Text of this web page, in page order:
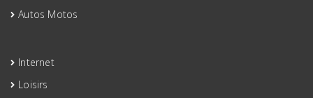
Autos Motos
Internet
Loisirs